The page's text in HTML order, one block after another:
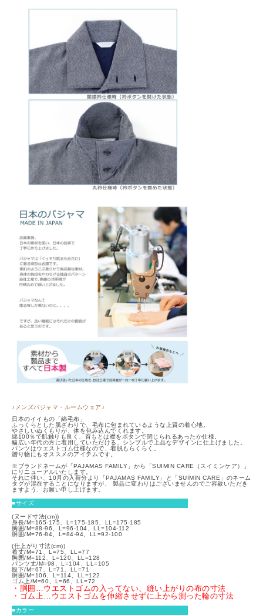
♪メンズパジャマ・ルームウェア♪
日本のイイもの「綿毛布」
ふっくらとした肌ざわりで、毛布に包まれているような上質の着心地。
やさしいぬくもりが、体を包み込んでくれます。
綿100％で肌触りも良く、首もとは襟をボタンで閉じられるあったか仕様。
幅広い年代の方に着用していただける、シンプルで上品なデザインに仕上げました。
パンツはウエストゴム仕様なので、着脱もらくらく。
贈り物にもオススメのアイテムです。
※ブランドネームが「PAJAMAS FAMILY」から「SUIMIN CARE（スイミンケア）」
にリニューアルいたします。
それに伴い、10月の入荷分より「PAJAMAS FAMILY」と「SUIMIN CARE」のネーム
タグが混在することになりますが、 製品に変わりはございませんのでご容赦いただき
ますよう、お願い申し上げます。
■サイズ
(ヌード寸法(cm))
身長/M=165-175、L=175-185、LL=175-185
胸囲/M=88-96、L=96-104、LL=104-112
胴囲/M=76-84、L=84-94、LL=92-100
(仕上がり寸法(cm))
着丈/M=71、L=75、LL=77
胸囲/M=112、L=120、LL=128
パンツ丈/M=98、L=104、LL=105
股下/M=67、L=71、LL=71
胴囲/M=106、L=114、LL=122
ゴム上/M=60、L=66、LL=72
・胴囲…ウエストゴムの入ってない、縫い上がりの布の寸法
・ゴム上…ウエストゴムを伸縮させずに上から測った輪の寸法
■カラー